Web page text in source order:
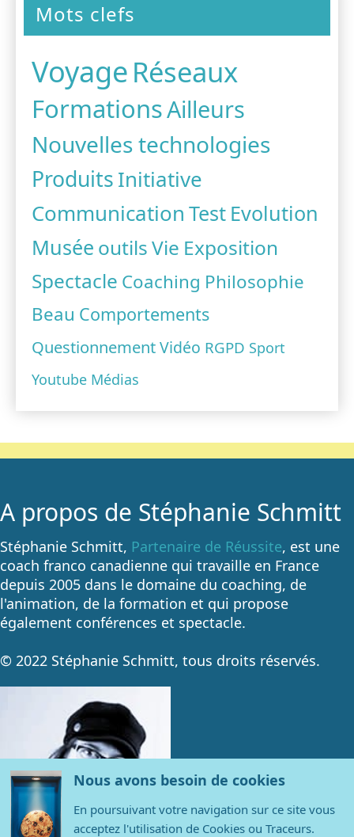
Mots clefs
VoyageRéseaux
FormationsAilleurs
Nouvelles technologies
ProduitsInitiative
Communication Test Evolution
Musée outilsVie Exposition
Spectacle Coaching Philosophie
Beau Comportements
QuestionnementVidéo RGPD Sport
Youtube Médias
A propos de Stéphanie Schmitt
Stéphanie Schmitt, Partenaire de Réussite, est une
coach franco canadienne qui travaille en France
depuis 2005 dans le domaine du coaching, de
l'animation, de la formation et qui propose
également conférences et spectacle.
© 2022 Stéphanie Schmitt, tous droits réservés.
Nous avons besoin de cookies
En poursuivant votre navigation sur ce site vous
acceptez l'utilisation de Cookies ou Traceurs.